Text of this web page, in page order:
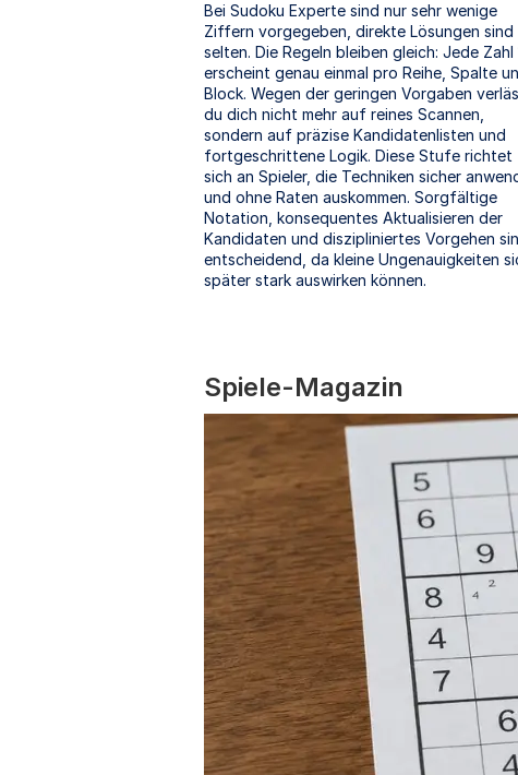
Bei Sudoku Experte sind nur sehr wenige
Ziffern vorgegeben, direkte Lösungen sind
selten. Die Regeln bleiben gleich: Jede Zahl
erscheint genau einmal pro Reihe, Spalte
Block. Wegen der geringen Vorgaben
du dich nicht mehr auf reines Scannen,
sondern auf präzise Kandidatenlisten und
fortgeschrittene Logik. Diese Stufe richtet
sich an Spieler, die Techniken sicher
und ohne Raten auskommen. Sorgfältige
Notation, konsequentes Aktualisieren der
Kandidaten und diszipliniertes Vorgehen
entscheidend, da kleine Ungenauigkeiten
später stark auswirken können.
Spiele-Magazin